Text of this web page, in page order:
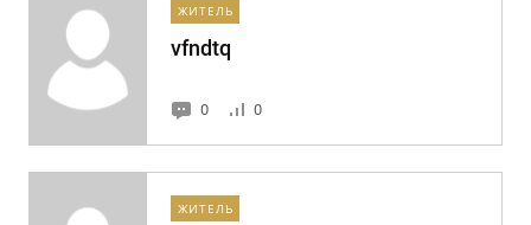
ЖИТЕЛЬ
vfndtq
0 0
ЖИТЕЛЬ